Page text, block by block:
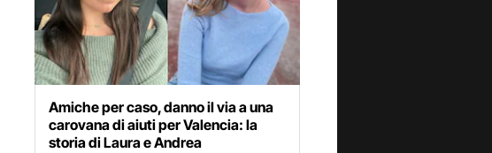
Amiche per caso, danno il via a una
carovana di aiuti per Valencia: la
storia di Laura e Andrea